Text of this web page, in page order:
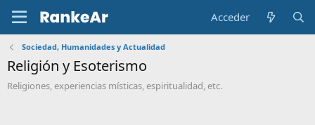
Acceder
Sociedad, Humanidades y Actualidad
Religión y Esoterismo
Religiones, experiencias místicas, espiritualidad, etc.